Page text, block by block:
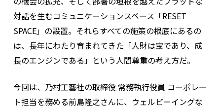
対話を生むコミュニケーションスペース「RESET
SPACE」の設置。それらすべての施策の根底にあるの
は、長年にわたり育まれてきた「人財は宝であり、成
長のエンジンである」という人間尊重の考え方だ。
今回は、乃村工藝社の取締役 常務執行役員 コーポレー
ト担当を務める前島隆之さんに、ウェルビーイングな